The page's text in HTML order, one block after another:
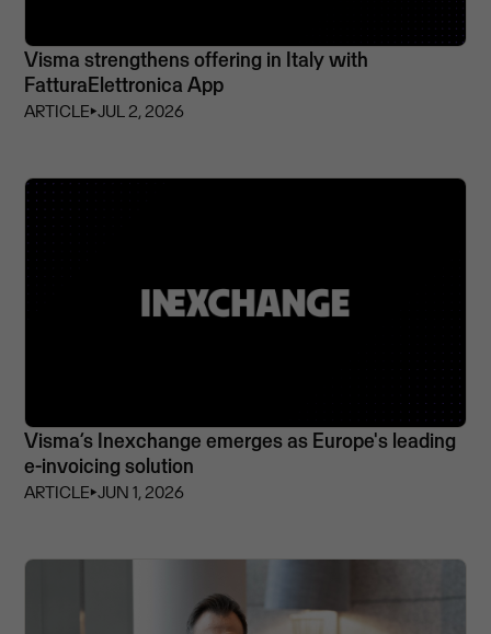
Visma strengthens offering in Italy with
FatturaElettronica App
ARTICLE⏵JUL 2, 2026
Visma’s Inexchange emerges as Europe's leading
e-invoicing solution
ARTICLE⏵JUN 1, 2026